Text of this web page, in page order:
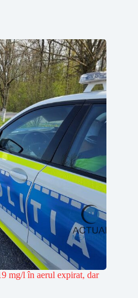
mg/l în aerul expirat, dar